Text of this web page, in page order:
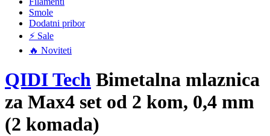
Smole
Dodatni pribor
⚡ Sale
🔥 Noviteti
QIDI Tech Bimetalna mlaznica
za Max4 set od 2 kom, 0,4 mm
(2 komada)